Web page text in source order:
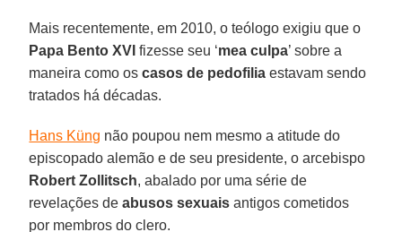
Mais recentemente, em 2010, o teólogo exigiu que o
Papa Bento XVI fizesse seu ‘mea culpa’ sobre a
maneira como oscasos de pedofilia estavam sendo
tratados há décadas.
Hans Küng não poupou nem mesmo a atitude do
episcopado alemão e de seu presidente, o arcebispo
Robert Zollitsch, abalado por uma série de
revelações deabusos sexuais antigos cometidos
por membros do clero.